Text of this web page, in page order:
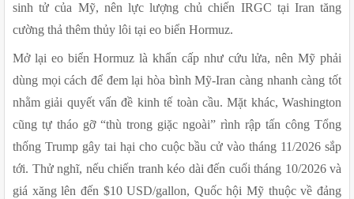
sinh tử của Mỹ, nên lực lượng chủ chiến IRGC tại Iran tăng
cường thả thêm thủy lôi tại eo biển Hormuz.
Mở lại eo biển Hormuz là khẩn cấp như cứu lửa, nên Mỹ phải
dùng mọi cách để đem lại hòa bình Mỹ-Iran càng nhanh càng tốt
nhằm giải quyết vấn đề kinh tế toàn cầu. Mặt khác, Washington
cũng tự tháo gỡ “thù trong giặc ngoài” rình rập tấn công Tổng
thống Trump gây tai hại cho cuộc bầu cử vào tháng 11/2026 sắp
tới. Thử nghĩ, nếu chiến tranh kéo dài đến cuối tháng 10/2026 và
giá xăng lên đến $10 USD/gallon, Quốc hội Mỹ thuộc về đảng